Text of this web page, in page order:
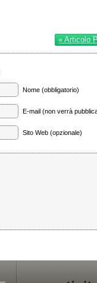
« Articolo
Nome (obbligatorio)
E-mail (non verrà
Sito Web (opzionale)